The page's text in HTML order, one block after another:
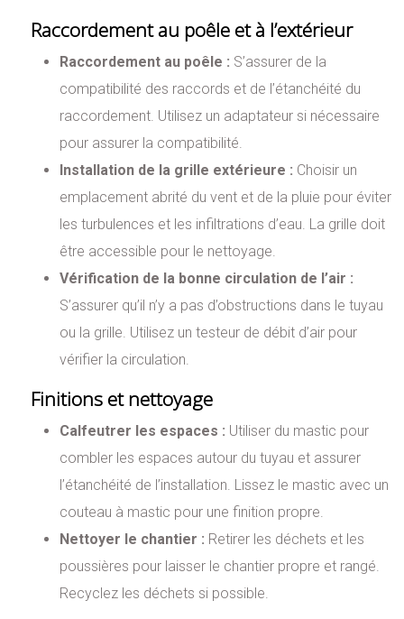
Raccordement au poêle et à l’extérieur
Raccordement au poêle : S’assurer de la
compatibilité des raccords et de l’étanchéité du
raccordement. Utilisez un adaptateur si nécessaire
pour assurer la compatibilité.
Installation de la grille extérieure : Choisir un
emplacement abrité du vent et de la pluie pour éviter
les turbulences et les infiltrations d’eau. La grille doit
être accessible pour le nettoyage.
Vérification de la bonne circulation de l’air :
S’assurer qu’il n’y a pas d’obstructions dans le tuyau
ou la grille. Utilisez un testeur de débit d’air pour
vérifier la circulation.
Finitions et nettoyage
Calfeutrer les espaces : Utiliser du mastic pour
combler les espaces autour du tuyau et assurer
l’étanchéité de l’installation. Lissez le mastic avec un
couteau à mastic pour une finition propre.
Nettoyer le chantier : Retirer les déchets et les
poussières pour laisser le chantier propre et rangé.
Recyclez les déchets si possible.